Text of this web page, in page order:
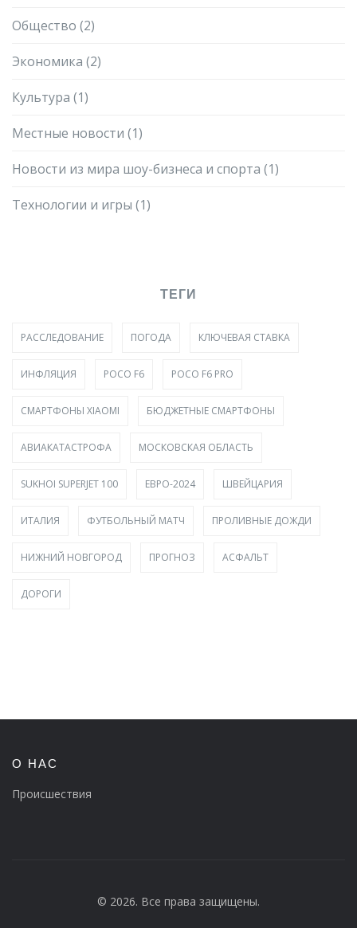
Общество (2)
Экономика (2)
Культура (1)
Местные новости (1)
Новости из мира шоу-бизнеса и спорта (1)
Технологии и игры (1)
ТЕГИ
РАССЛЕДОВАНИЕ ПОГОДА КЛЮЧЕВАЯ СТАВКА
ИНФЛЯЦИЯ POCO F6 POCO F6 PRO
СМАРТФОНЫ XIAOMI БЮДЖЕТНЫЕ СМАРТФОНЫ
АВИАКАТАСТРОФА МОСКОВСКАЯ ОБЛАСТЬ
SUKHOI SUPERJET 100 ЕВРО-2024 ШВЕЙЦАРИЯ
ИТАЛИЯ ФУТБОЛЬНЫЙ МАТЧ ПРОЛИВНЫЕ ДОЖДИ
НИЖНИЙ НОВГОРОД ПРОГНОЗ АСФАЛЬТ
ДОРОГИ
О НАС
Происшествия
© 2026. Все права защищены.